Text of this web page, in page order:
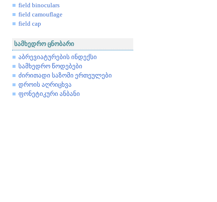
field binoculars
field camouflage
field cap
სამხედრო ცნობარი
აბრევიატურების ინდექსი
სამხედრო წოდებები
ძირითადი საზომი ერთეულები
დროის აღრიცხვა
ფონეტიკური ანბანი